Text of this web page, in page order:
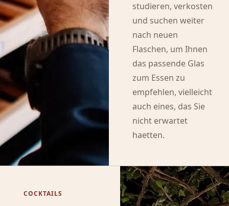
studieren, verkosten
und suchen weiter
nach neuen
Flaschen, um Ihnen
das passende Glas
zum Essen zu
empfehlen, vielleicht
auch eines, das Sie
nicht erwartet
haetten.
COCKTAILS